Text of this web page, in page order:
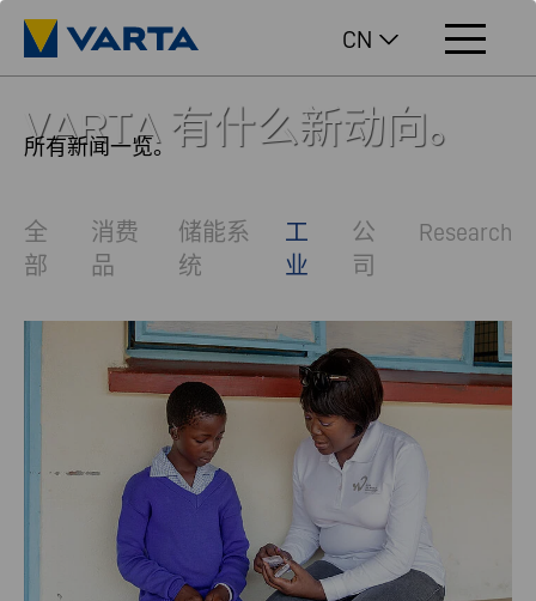
CN
VARTA 有什么新动向。
所有新闻一览。
全
部
消费
品
储能系
统
工
业
公
司
Research